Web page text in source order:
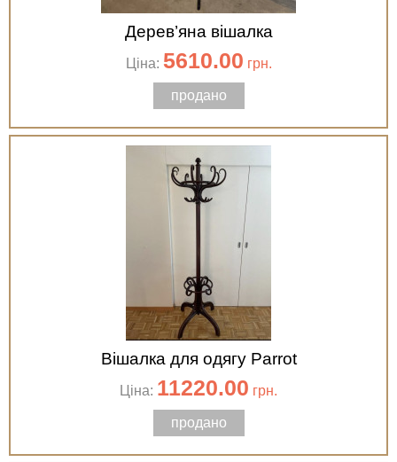
Дерев’яна вішалка
Ціна: 5610.00 грн.
продано
Вішалка для одягу Parrot
Ціна: 11220.00 грн.
продано